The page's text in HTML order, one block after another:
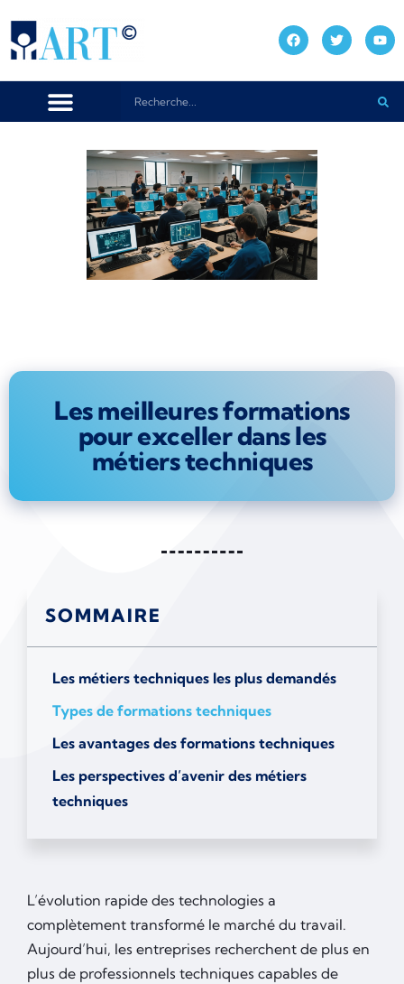
Les meilleures formations
pour exceller dans les
métiers techniques
SOMMAIRE
Les métiers techniques les plus demandés
Types de formations techniques
Les avantages des formations techniques
Les perspectives d’avenir des métiers
techniques
L’évolution rapide des technologies a
complètement transformé le marché du travail.
Aujourd’hui, les entreprises recherchent de plus en
plus de professionnels techniques capables de